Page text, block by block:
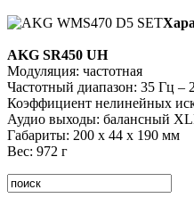
AKG SR450 UH
Модуляция: частотная
Частотный диапазон: 35 Гц –
Коэффициент нелинейных
Аудио выходы: балансный
Габариты: 200 x 44 x 190 мм
Вес: 972 г